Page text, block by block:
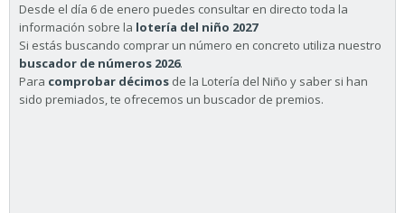
Desde el día 6 de enero puedes consultar en directo toda la
información sobre la lotería del niño 2027
Si estás buscando comprar un número en concreto utiliza nuestro
buscador de números 2026.
Para comprobar décimos de la Lotería del Niño y saber si han
sido premiados, te ofrecemos un buscador de premios.